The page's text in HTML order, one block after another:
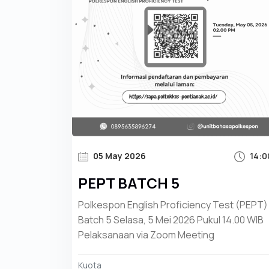
05 May 2026
PEPT BATCH 5
Polkespon English Proficiency Test (PEPT)
Batch 5 Selasa, 5 Mei 2026 Pukul 14.00 WIB
Pelaksanaan via Zoom Meeting
Kuota